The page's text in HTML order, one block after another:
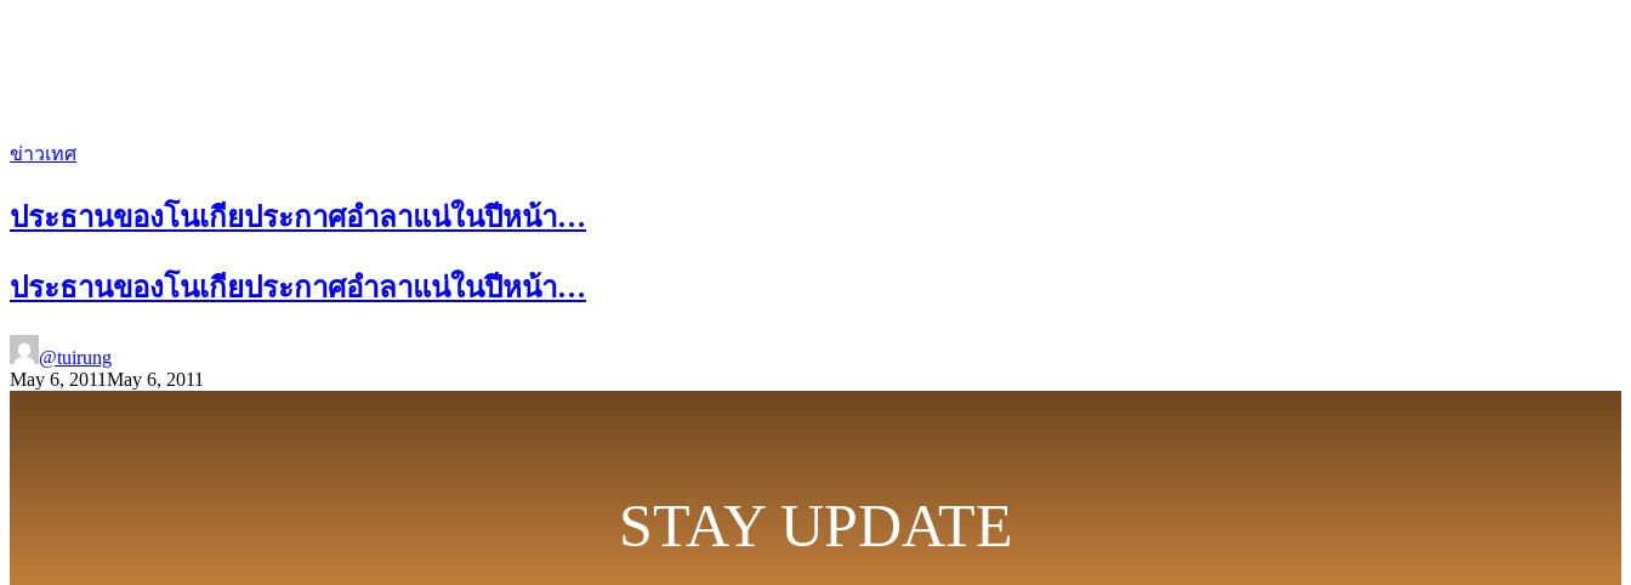
ข่าวเทศ
ประธานของโนเกียประกาศอำลาแน่ในปีหน้า…
ประธานของโนเกียประกาศอำลาแน่ในปีหน้า…
@tuirung
May 6, 2011May 6, 2011
STAY UPDATE